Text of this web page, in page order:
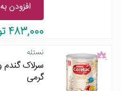
افزودن
483,000 تومان
نستله
گرمی